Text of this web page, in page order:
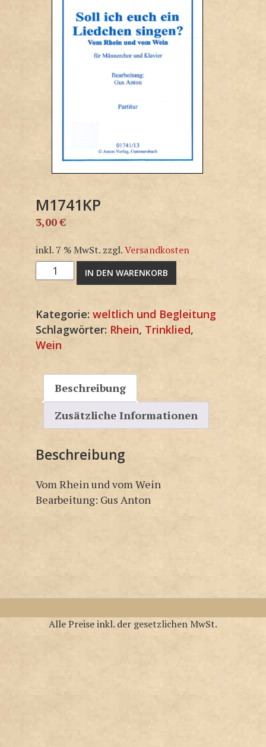
M1741KP
3,00€
inkl. 7 % MwSt. zzgl.Versandkosten
M1741KP
Menge
IN DEN WARENKORB
Kategorie: weltlich und Begleitung
Schlagwörter: Rhein, Trinklied,
Wein
Beschreibung
Zusätzliche Informationen
Beschreibung
Vom Rhein und vom Wein
Bearbeitung: Gus Anton
Alle Preise inkl. der gesetzlichen MwSt.